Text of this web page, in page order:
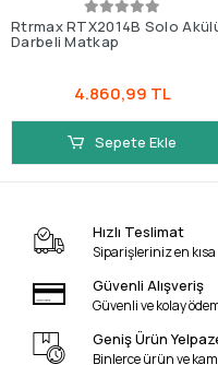
Rtrmax RTX2014B Solo
Darbeli Matkap
4.860,99 TL
Sepete Ekle
Hızlı Teslimat
Siparişleriniz en
Güvenli Alışveriş
Güvenli ve kolay
Geniş Ürün
Binlerce ürün ve